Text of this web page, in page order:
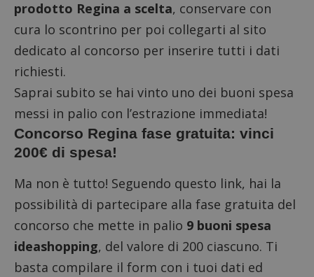
prodotto Regina a scelta, conservare con
cura lo scontrino per poi collegarti al sito
dedicato al concorso per inserire tutti i dati
richiesti.
Saprai subito se hai vinto uno dei buoni spesa
messi in palio con l’estrazione immediata!
Concorso Regina fase gratuita: vinci
200€ di spesa!
Ma non è tutto! Seguendo questo link, hai la
possibilità di partecipare alla fase gratuita del
concorso che mette in palio 9 buoni spesa
ideashopping, del valore di 200 ciascuno. Ti
basta compilare il form con i tuoi dati ed